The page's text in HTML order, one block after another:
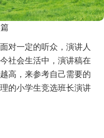
对一定的听众，演讲人
社会生活中，演讲稿在
高，来参考自己需要的
的小学生竞选班长演讲